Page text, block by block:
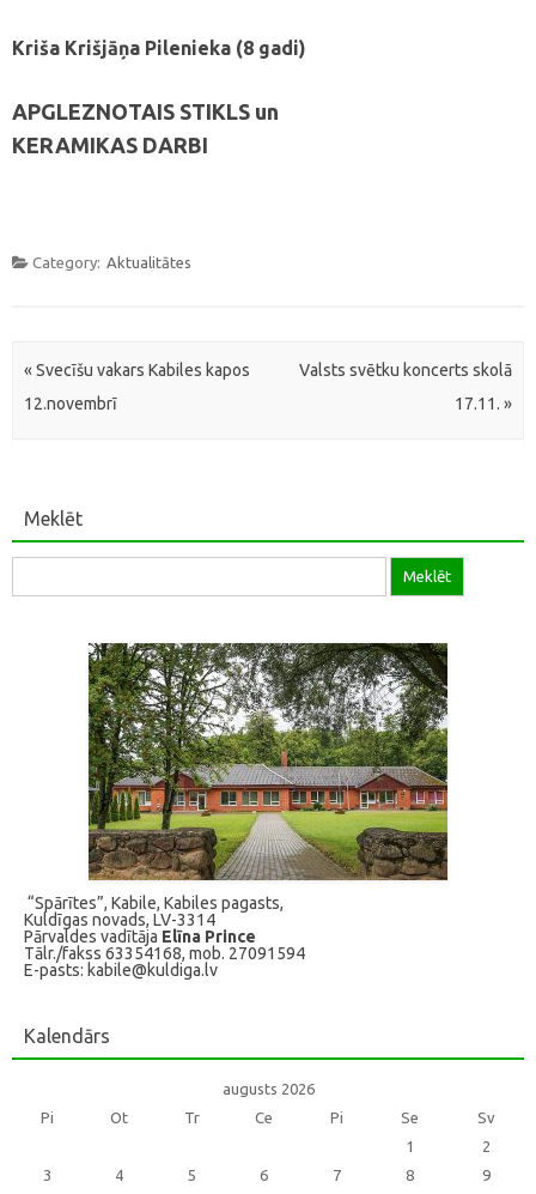
Kriša Krišjāņa Pilenieka (8 gadi)
APGLEZNOTAIS STIKLS un
KERAMIKAS DARBI
Category: Aktualitātes
Post navigation
«Svecīšu vakars Kabiles kapos
12.novembrī
Valsts svētku koncerts skolā
17.11.»
Meklēt
“Spārītes”, Kabile, Kabiles pagasts,
Kuldīgas novads, LV-3314
Pārvaldes vadītāja Elīna Prince
Tālr./fakss 63354168, mob. 27091594
E-pasts: kabile@kuldiga.lv
Kalendārs
augusts 2026
Pi
Ot Tr Ce Pi Se
Sv
1
2
3
4 5 6 7 8
9